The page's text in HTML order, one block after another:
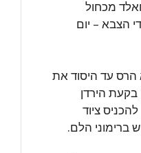
מכחול
הצבא – יום
הצבא הרס עד היסוד את
הירדן
ציוד
ברימוני הלם.